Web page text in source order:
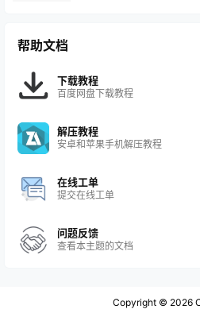
帮助文档
下载教程
百度网盘下载教程
解压教程
安卓和苹果手机解压教程
在线工单
提交在线工单
问题反馈
查看本主题的文档
Copyright © 2026